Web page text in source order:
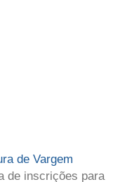
de Vargem
de inscrições para